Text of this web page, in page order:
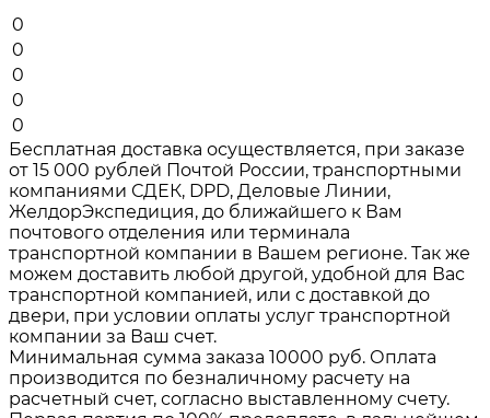
0
0
0
0
0
Бесплатная доставка осуществляется, при заказе
от 15 000 рублей Почтой России, транспортными
компаниями СДЕК, DPD, Деловые Линии,
ЖелдорЭкспедиция, до ближайшего к Вам
почтового отделения или терминала
транспортной компании в Вашем регионе. Так же
можем доставить любой другой, удобной для Вас
транспортной компанией, или с доставкой до
двери, при условии оплаты услуг транспортной
компании за Ваш счет.
Минимальная сумма заказа 10000 руб. Оплата
производится по безналичному расчету на
расчетный счет, согласно выставленному счету.